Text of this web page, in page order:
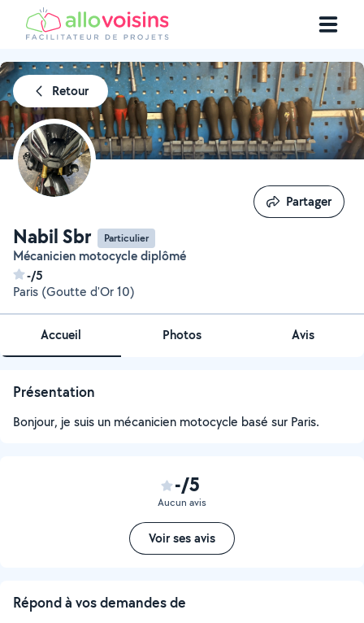
Retour
Nabil Sbr Particulier
Mécanicien motocycle diplômé
-/5
Paris (Goutte d'Or 10)
Partager
Partager
Accueil Photos Avis
Présentation
Bonjour, je suis un mécanicien motocycle basé sur Paris.
-/5
Aucun avis
Voir ses avis
Répond à vos demandes de